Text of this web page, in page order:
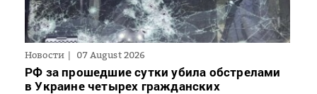
Новости 07 August 2026
РФ за прошедшие сутки убила обстрелами
в Украине четырех гражданских